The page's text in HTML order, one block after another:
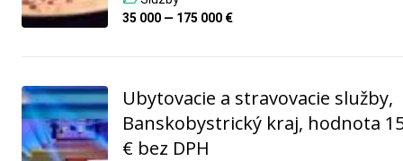
35 000 — 175 000 €
Ubytovacie a stravovacie služby,
Banskobystrický kraj, hodnota
€ bez DPH